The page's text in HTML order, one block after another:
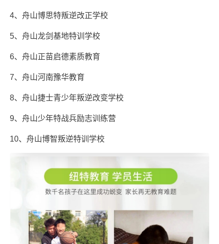
4、舟山博思特叛逆改正学校
5、舟山龙剑基地特训学校
6、舟山正苗启德素质教育
7、舟山河南豫华教育
8、舟山捷士青少年叛逆改变学校
9、舟山少年特战兵励志训练营
10、舟山博智叛逆特训学校